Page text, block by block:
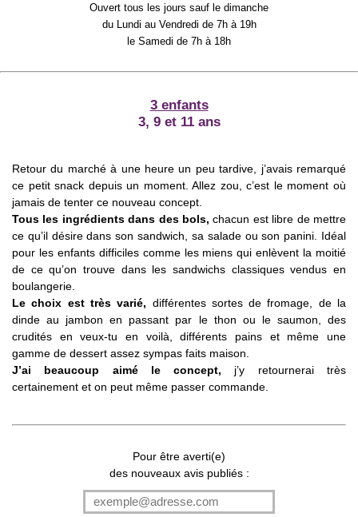
Ouvert tous les jours sauf le dimanche
du Lundi au Vendredi de 7h à 19h
le Samedi de 7h à 18h
3 enfants
3, 9 et 11 ans
Retour du marché à une heure un peu tardive, j’avais remarqué
ce petit snack depuis un moment. Allez zou, c’est le moment où
jamais de tenter ce nouveau concept.
Tous les ingrédients dans des bols, chacun est libre de mettre
ce qu’il désire dans son sandwich, sa salade ou son panini. Idéal
pour les enfants difficiles comme les miens qui enlèvent la moitié
de ce qu’on trouve dans les sandwichs classiques vendus en
boulangerie.
Le choix est très varié, différentes sortes de fromage, de la
dinde au jambon en passant par le thon ou le saumon, des
crudités en veux-tu en voilà, différents pains et même une
gamme de dessert assez sympas faits maison.
J’ai beaucoup aimé le concept, j’y retournerai très
certainement et on peut même passer commande.
Pour être averti(e)
des nouveaux avis publiés :